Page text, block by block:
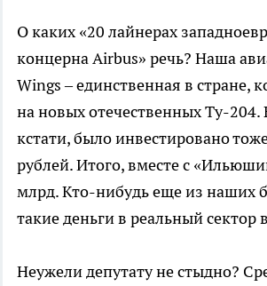
О каких «20 лайнерах
концерна Airbus» речь? Наша
Wings – единственная в стране,
на новых отечественных Ту-204.
кстати, было инвестировано
рублей. Итого, вместе с
млрд. Кто-нибудь еще из наших
такие деньги в реальный сектор
Неужели депутату не стыдно?